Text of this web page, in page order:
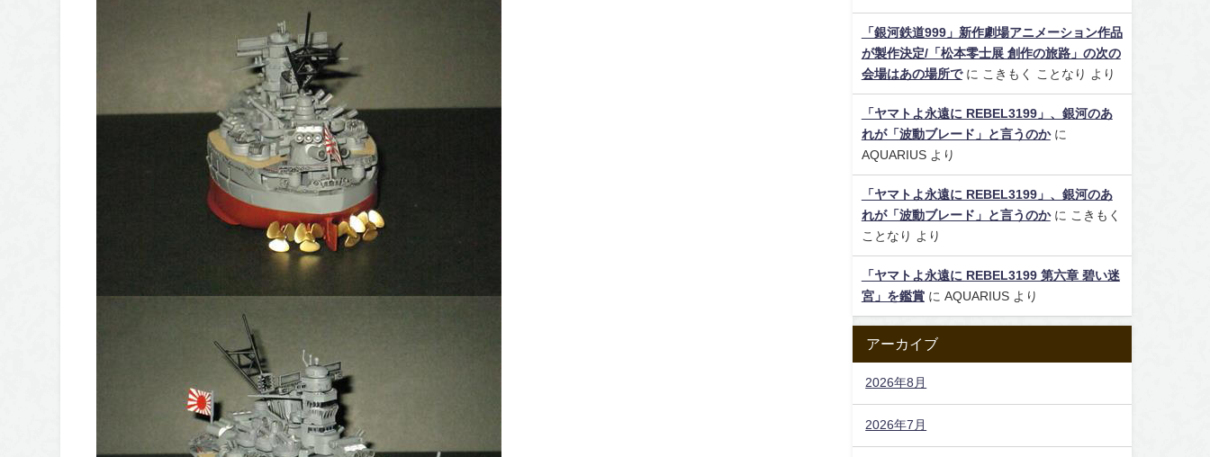
「銀河鉄道999」新作劇場アニメーション作品
が製作決定/「松本零士展 創作の旅路」の次の
会場はあの場所でに こきもく ことなり より
「ヤマトよ永遠に REBEL3199」、銀河のあ
れが「波動ブレード」と言うのかに
AQUARIUSより
「ヤマトよ永遠に REBEL3199」、銀河のあ
れが「波動ブレード」と言うのかに
こきもく
ことなり
より
「ヤマトよ永遠に REBEL3199 第六章 碧い迷
宮」を鑑賞に AQUARIUSより
アーカイブ
2026年8月
2026年7月